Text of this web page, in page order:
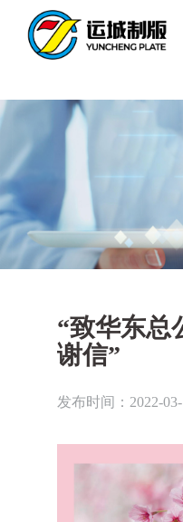
“致华东总
谢信”
发布时间：2022-03-